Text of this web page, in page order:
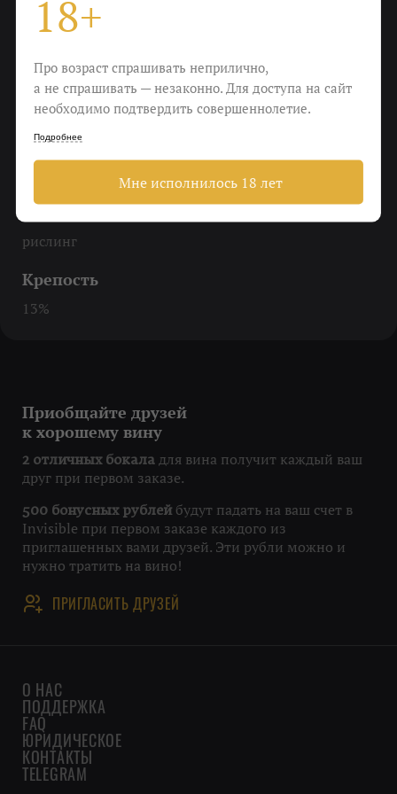
Еда
Сосиски с квашеной капустой, улитки в чесночном
масле, мидии или венгерки в винном соусе,
цыпленок тапака или какбоб из курицы
Пить
Бесконечно чокаясь с друзьями
Виноград
рислинг
Крепость
13%
Приобщайте друзей
к хорошему вину
2 отличных бокала для вина получит каждый ваш
друг при первом заказе.
500 бонусных рублей будут падать на ваш счет в
Invisible при первом заказе каждого из
приглашенных вами друзей. Эти рубли можно и
нужно тратить на вино!
ПРИГЛАСИТЬ ДРУЗЕЙ
О НАС
ПОДДЕРЖКА
FAQ
ЮРИДИЧЕСКОЕ
КОНТАКТЫ
TELEGRAM
18+
Про возраст спрашивать неприлично,
а не спрашивать — незаконно. Для доступа на сайт
необходимо подтвердить совершеннолетие.
Подробнее
Мне исполнилось 18 лет